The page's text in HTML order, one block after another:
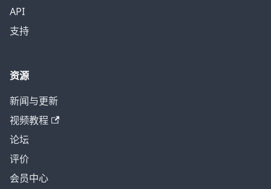
API
支持
资源
新闻与更新
视频教程
论坛
评价
会员中心